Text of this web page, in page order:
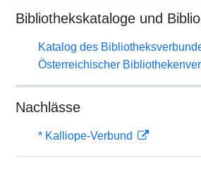
Bibliothekskataloge und
Katalog des
Österreichischer
Nachlässe
* Kalliope-Verbund